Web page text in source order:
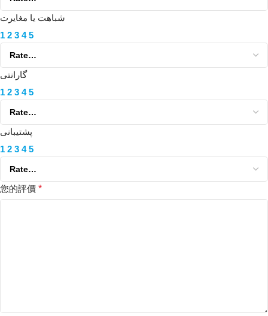
شباهت یا مغایرت
1 2 3 4 5
گارانتی
1 2 3 4 5
پشتیبانی
1 2 3 4 5
您的評價 *